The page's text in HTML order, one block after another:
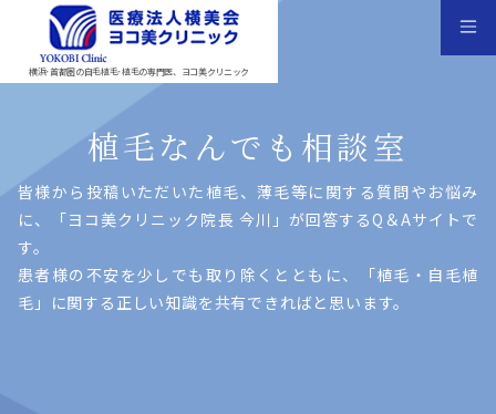
横浜･首都圏の自毛植毛･植毛の専門医、ヨコ美クリニック
植毛なんでも相談室
皆様から投稿いただいた植⽑、薄⽑等に関する質問やお悩み
に、「ヨコ美クリニック院⻑ 今川」が回答するQ＆Aサイトで
す。
患者様の不安を少しでも取り除くとともに、「植⽑・⾃⽑植
⽑」に関する正しい知識を共有できればと思います。